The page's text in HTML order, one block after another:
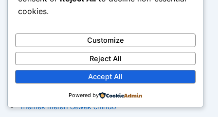
web phising scammer
situs bokep siswa smp tetek besar
tante jilat bijik kontol
memek merah cewek chindo
cookies.
Customize
Reject All
Accept All
Powered by